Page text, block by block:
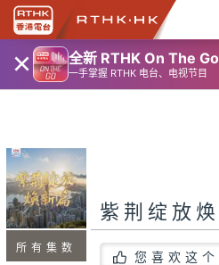
× 全新 RTHK On The Go
一手掌握 RTHK 电台、电视节目
所有集数
紫荆绽放
您喜欢这